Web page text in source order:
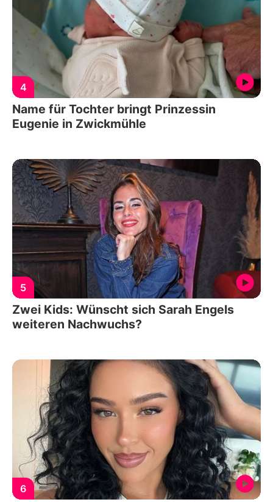
4
Name für Tochter bringt Prinzessin
Eugenie in Zwickmühle
5
Zwei Kids: Wünscht sich Sarah Engels
weiteren Nachwuchs?
6